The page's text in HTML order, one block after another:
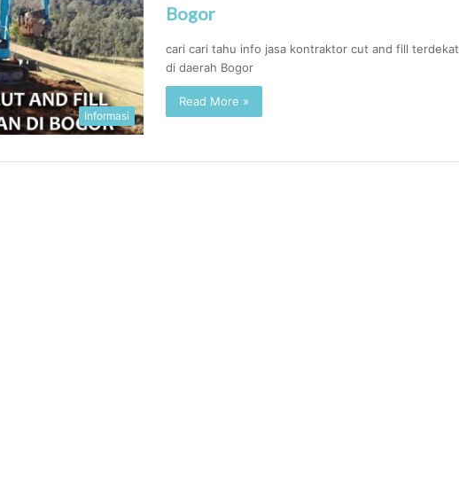
Informasi
Bogor
cari cari tahu info jasa kontraktor cut and fill terdekat
di daerah Bogor
Read More »
Paving
Block
Januari 6, 2026